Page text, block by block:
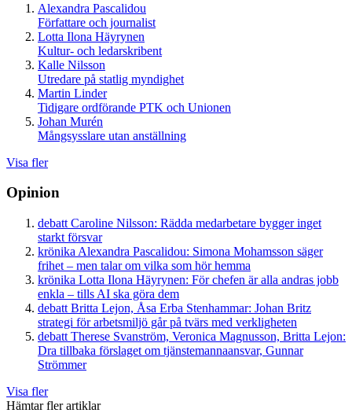
Alexandra Pascalidou
Författare och journalist
Lotta Ilona Häyrynen
Kultur- och ledarskribent
Kalle Nilsson
Utredare på statlig myndighet
Martin Linder
Tidigare ordförande PTK och Unionen
Johan Murén
Mångsysslare utan anställning
Visa fler
Opinion
debatt Caroline Nilsson: Rädda medarbetare bygger inget
starkt försvar
krönika Alexandra Pascalidou: Simona Mohamsson säger
frihet – men talar om vilka som hör hemma
krönika Lotta Ilona Häyrynen: För chefen är alla andras jobb
enkla – tills AI ska göra dem
debatt Britta Lejon, Åsa Erba Stenhammar: Johan Britz
strategi för arbetsmiljö går på tvärs med verkligheten
debatt Therese Svanström, Veronica Magnusson, Britta Lejon:
Dra tillbaka förslaget om tjänstemannaansvar, Gunnar
Strömmer
Visa fler
Hämtar fler artiklar